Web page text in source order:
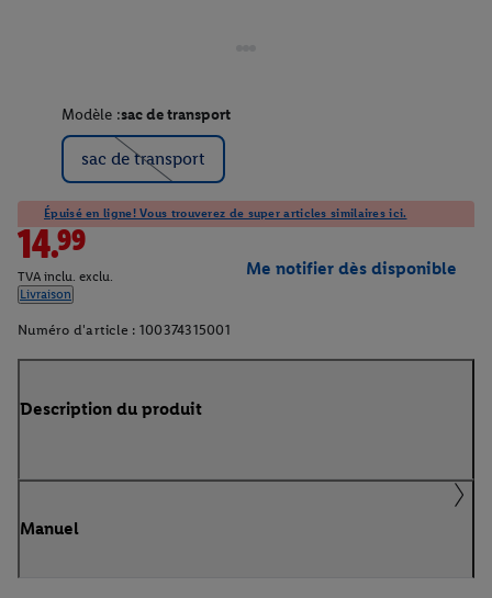
Modèle :sac de transport
sac de transport
Épuisé en ligne! Vous trouverez de super articles similaires ici.
14.99
TVA inclu. exclu.
Livraison
Me notifier dès disponible
Numéro d'article : 100374315001
Description du produit
Manuel